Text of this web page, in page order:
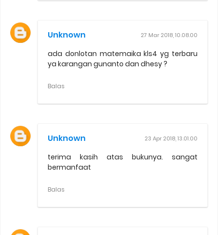
Unknown 27 Mar 2018, 10.08.00
ada donlotan matemaika kls4 yg terbaru
ya karangan gunanto dan dhesy ?
Balas
Unknown 23 Apr 2018, 13.01.00
terima kasih atas bukunya. sangat
bermanfaat
Balas